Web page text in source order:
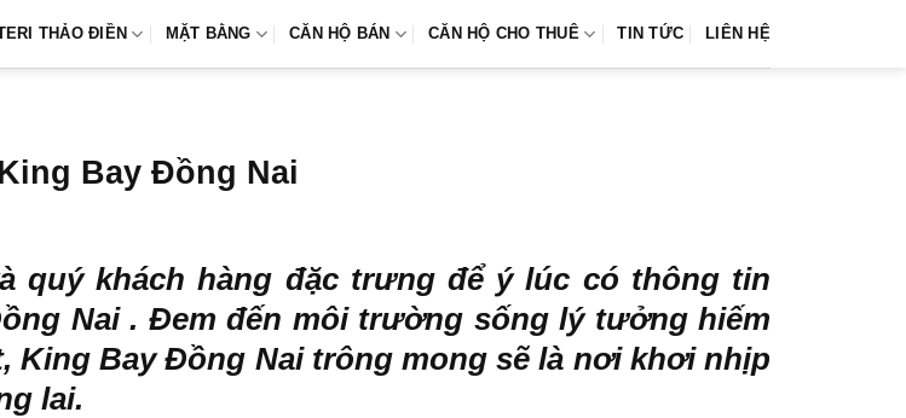
THẢO ĐIỀN MẶT BẰNG CĂN HỘ BÁN CĂN HỘ CHO THUÊ TIN TỨC LIÊN HỆ
Bay Đồng Nai
khách hàng đặc trưng để ý lúc có thông tin
Nai . Đem đến môi trường sống lý tưởng hiếm
King Bay Đồng Nai trông mong sẽ là nơi khơi nhịp
lai.